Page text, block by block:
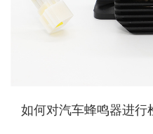
如何对汽车蜂鸣器进行